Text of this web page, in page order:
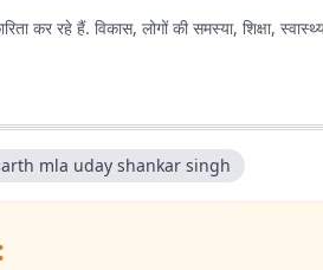
कर रहे हैं. विकास, लोगों की समस्या, शिक्षा,
mla uday shankar singh